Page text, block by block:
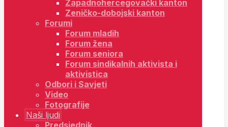
Zapadnohercegovački kanton
Zeničko-dobojski kanton
Forumi
Forum mladih
Forum žena
Forum seniora
Forum sindikalnih aktivista i
aktivistica
Odbori i Savjeti
Video
Fotografije
Naši ljudi
Predsjednik